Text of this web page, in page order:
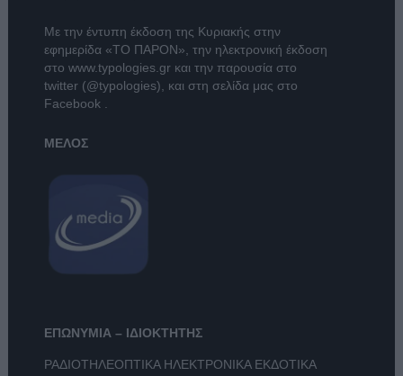
Με την έντυπη έκδοση της Κυριακής στην
εφημερίδα «ΤΟ ΠΑΡΟΝ» , την ηλεκτρονική έκδοση
στο www.typologies.grκαι την παρουσία στο
twitter (@typologies) , και στη σελίδα μας στο
Facebook
ΜΕΛΟΣ
ΕΠΩΝΥΜΙΑ – ΙΔΙΟΚΤΗΤΗΣ
ΡΑΔΙΟΤΗΛΕΟΠΤΙΚΑ ΗΛΕΚΤΡΟΝΙΚΑ ΕΚΔΟΤΙΚΑ